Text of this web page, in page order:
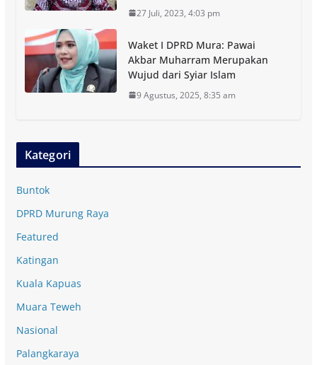
27 Juli, 2023, 4:03 pm
Waket I DPRD Mura: Pawai
Akbar Muharram Merupakan
Wujud dari Syiar Islam
9 Agustus, 2025, 8:35 am
Kategori
Buntok
DPRD Murung Raya
Featured
Katingan
Kuala Kapuas
Muara Teweh
Nasional
Palangkaraya